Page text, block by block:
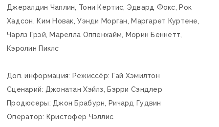
Джералдин Чаплин, Тони Кертис, Эдвард Фокс, Рок
Хадсон, Ким Новак, Уэнди Морган, Маргарет Куртене,
Чарлз Грэй, Марелла Оппенхайм, Морин Беннетт,
Кэролин Пиклс
Доп. информация: Режиссёр: Гай Хэмилтон
Сценарий: Джонатан Хэйлз, Бэрри Сэндлер
Продюсеры: Джон Брабурн, Ричард Гудвин
Оператор: Кристофер Чэллис